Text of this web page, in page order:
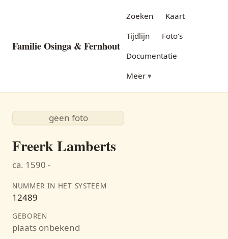
Familie Osinga & Fernhout
Zoeken
Kaart
Tijdlijn
Foto's
Documentatie
Meer
geen foto
Freerk Lamberts
ca. 1590 -
NUMMER IN HET SYSTEEM
12489
GEBOREN
plaats onbekend